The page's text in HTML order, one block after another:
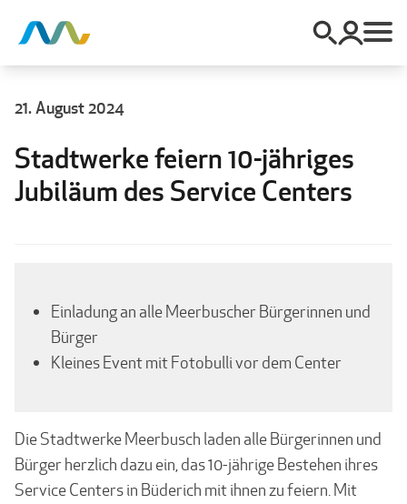
21. August 2024
Stadtwerke feiern 10-jähriges
Jubiläum des Service Centers
Einladung an alle Meerbuscher Bürgerinnen und
Bürger
Kleines Event mit Fotobulli vor dem Center
Die Stadtwerke Meerbusch laden alle Bürgerinnen und
Bürger herzlich dazu ein, das 10-jährige Bestehen ihres
Service Centers in Büderich mit ihnen zu feiern. Mit